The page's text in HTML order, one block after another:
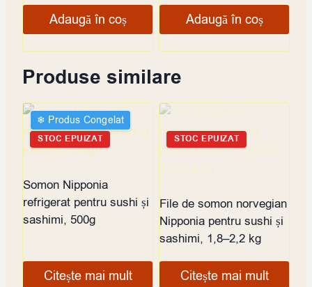
Adaugă în coș Adaugă în coș
Produse similare
❄︎ Produs Congelat
STOC EPUIZAT
Somon Nipponia
refrigerat pentru sushi și
sashimi, 500g
Citește mai mult
STOC EPUIZAT
File de somon norvegian
Nipponia pentru sushi și
sashimi, 1,8–2,2 kg
Citește mai mult